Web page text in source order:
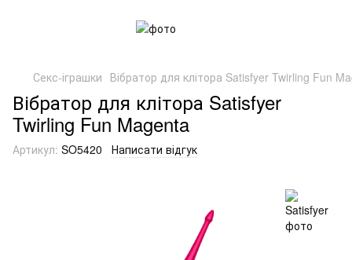
Секс-іграшки Вібратор для клітора Satisfyer Twirling Fun
Вібратор для клітора Satisfyer
Twirling Fun Magenta
Артикул: SO5420 Написати відгук